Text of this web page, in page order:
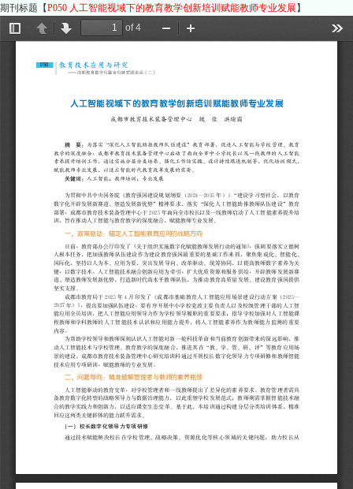
期刊标题【P050 人工智能视域下的教育教学创新培训赋能教师专业发展 】